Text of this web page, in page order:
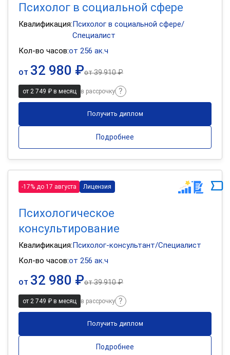
Психолог в социальной сфере
Квалификация:Психолог в социальной сфере/
Специалист
Кол-во часов:от 256 ак.ч
от 32 980 ₽от39 910 ₽
от 2 749 ₽ в месяц в рассрочку
Получить диплом
Подробнее
-17% до 17 августа Лицензия
Психологическое
консультирование
Квалификация:Психолог-консультант/Специалист
Кол-во часов:от 256 ак.ч
от 32 980 ₽от39 910 ₽
от 2 749 ₽ в месяц в рассрочку
Получить диплом
Подробнее